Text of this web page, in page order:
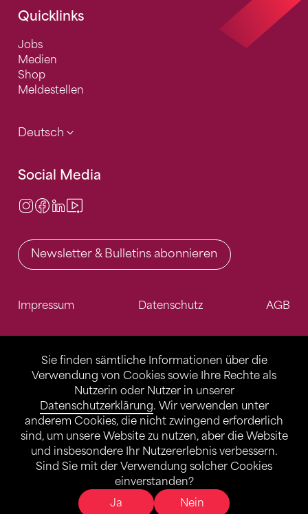
Sie finden sämtliche Informationen über die
Verwendung von Cookies sowie Ihre Rechte als
Nutzerin oder Nutzer in unserer
Datenschutzerklärung. Wir verwenden unter
anderem Cookies, die nicht zwingend erforderlich
sind, um unsere Website zu nutzen, aber die Website
und insbesondere Ihr Nutzererlebnis verbessern.
Sind Sie mit der Verwendung solcher Cookies
einverstanden?
Ja
Nein
Quicklinks
Jobs
Medien
Shop
Meldestellen
Deutsch
Social Media
Instagram
Facebook
LinkedIn
Newsletter & Bulletins abonnieren
Impressum Datenschutz AGB